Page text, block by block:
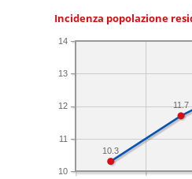
Incidenza popolazione
10
11
12
13
14
11.7
10.3